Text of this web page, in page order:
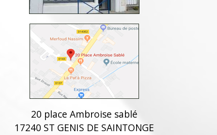
20 place Ambroise sablé
17240 ST GENIS DE SAINTONGE